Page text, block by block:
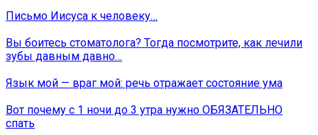
Письмо Иисуса к человеку…
Вы боитесь стоматолога? Тогда посмотрите, как лечили
зубы давным давно…
Язык мой — враг мой: речь отражает состояние ума
Вот почему с 1 ночи до 3 утра нужно ОБЯЗАТЕЛЬНО
спать